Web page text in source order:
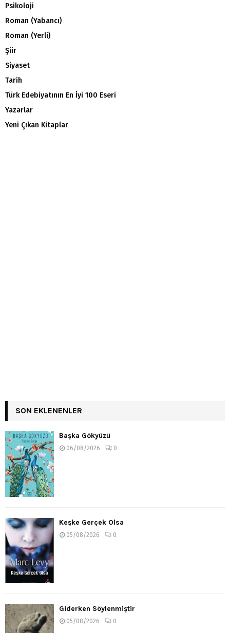
Psikoloji
Roman (Yabancı)
Roman (Yerli)
Şiir
Siyaset
Tarih
Türk Edebiyatının En İyi 100 Eseri
Yazarlar
Yeni Çıkan Kitaplar
SON EKLENENLER
Başka Gökyüzü
06/08/2026 0
Keşke Gerçek Olsa
05/08/2026 0
Giderken Söylenmiştir
05/08/2026 0